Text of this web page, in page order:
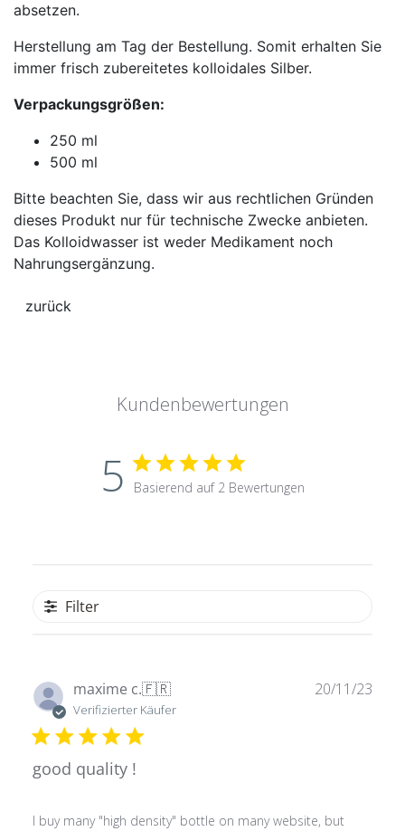
absetzen.
Herstellung am Tag der Bestellung. Somit erhalten Sie
immer frisch zubereitetes kolloidales Silber.
Verpackungsgrößen:
250 ml
500 ml
Bitte beachten Sie, dass wir aus rechtlichen Gründen
dieses Produkt nur für technische Zwecke anbieten.
Das Kolloidwasser ist weder Medikament noch
Nahrungsergänzung.
Kundenbewertungen
5 Basierend auf 2 Bewertungen
Filter
maxime c.🇫🇷
Verifizierter Käufer
good quality !
I buy many "high density" bottle on many website, but
20/11/23